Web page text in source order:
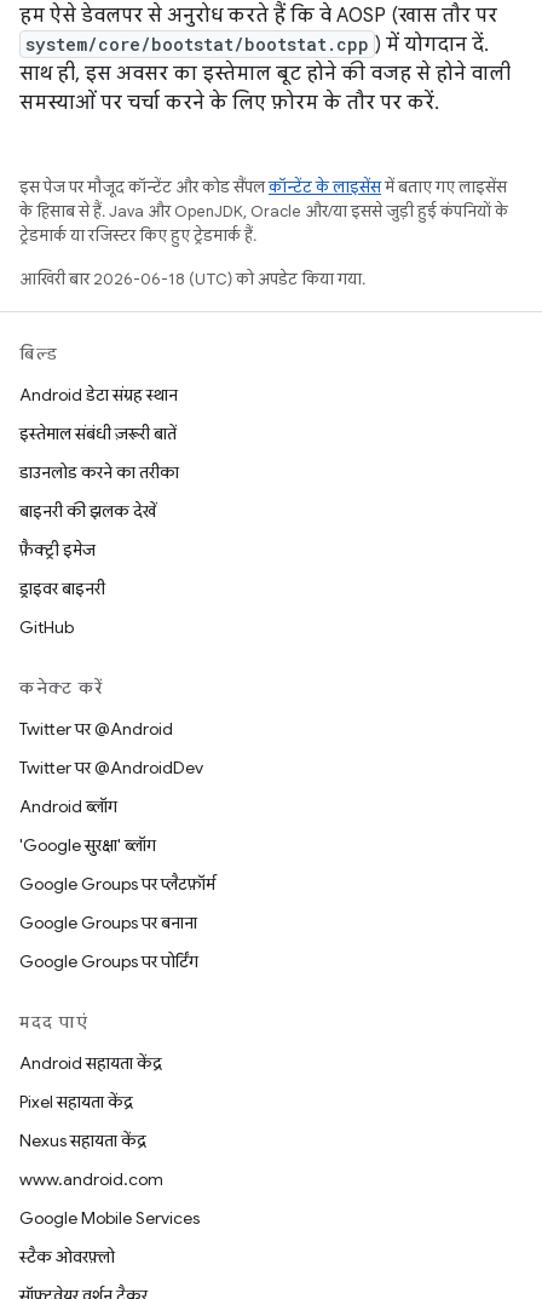
हम ऐसे डेवलपर से अनुरोध करते हैं कि वे AOSP (खास तौर पर
system/core/bootstat/bootstat.cpp ) में योगदान दें.
साथ ही, इस अवसर का इस्तेमाल बूट होने की वजह से होने वाली
समस्याओं पर चर्चा करने के लिए फ़ोरम के तौर पर करें.
इस पेज पर मौजूद कॉन्टेंट और कोड सैंपलकॉन्टेंट के लाइसेंसमें बताए गए लाइसेंस
के हिसाब से हैं. Java और OpenJDK, Oracle और/या इससे जुड़ी हुई कंपनियों के
ट्रेडमार्क या रजिस्टर किए हुए ट्रेडमार्क हैं.
आखिरी बार 2026-06-18 (UTC) को अपडेट किया गया.
बिल्ड
Android डेटा संग्रह स्थान
इस्तेमाल संबंधी ज़रूरी बातें
डाउनलोड करने का तरीका
बाइनरी की झलक देखें
फ़ैक्ट्री इमेज
ड्राइवर बाइनरी
GitHub
कनेक्ट करें
Twitter पर @Android
Twitter पर @AndroidDev
Android ब्लॉग
'Google सुरक्षा' ब्लॉग
Google Groups पर प्लैटफ़ॉर्म
Google Groups पर बनाना
Google Groups पर पोर्टिंग
मदद पाएं
Android सहायता केंद्र
Pixel सहायता केंद्र
Nexus सहायता केंद्र
www.android.com
Google Mobile Services
स्टैक ओवरफ़्लो